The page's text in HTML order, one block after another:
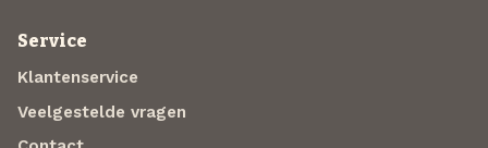
Service
Klantenservice
Veelgestelde vragen